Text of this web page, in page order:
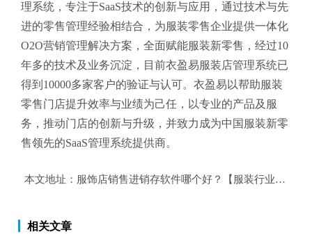
理系统 ，专注于SaaS技术的创新与应用，通过技术与先
进的零售管理经验相结合，为服装零售企业提供一体化
O2O营销管理解决方案，全面赋能服装新零售，经过10
年多的技术及业务沉淀，目前衣盈易服装店管理系统已
得到10000多家客户的验证与认可。衣盈易以帮助服装
零售门店提升效率与业绩为己任，以专业的产品及服
务，推动门店的创新与升级，并致力成为中国服装新零
售领先的SaaS管理系统提供商。
本文地址： 服饰店销售进销存软件哪个好？【服装行业销售管
相关文章